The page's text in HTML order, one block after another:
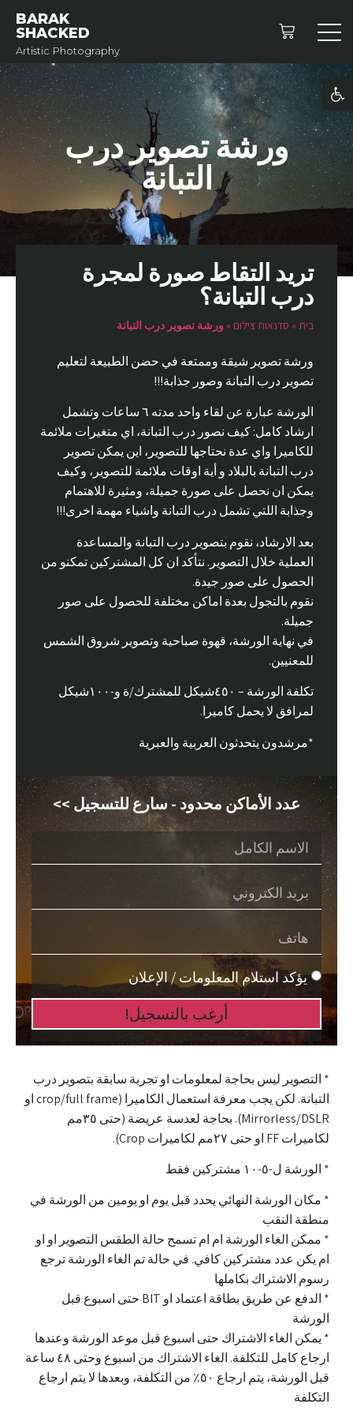
BARAK
SHACKED
Artistic Photography
ورشة تصوير درب
التبانة
تريد التقاط صورة لمجرة
درب التبانة؟
בית » סדנאות צילום » ورشة تصوير درب التبانة
ورشة تصوير شيقة وممتعة في حضن الطبيعة لتعليم
تصوير درب التبانة وصور جذابة!!!
الورشة عبارة عن لقاء واحد مدته ٦ ساعات وتشمل
ارشاد كامل: كيف نصور درب التبانة، اي متغيرات ملائمة
للكاميرا واي عدة نحتاجها للتصوير، اين يمكن تصوير
درب التبانة بالبلاد و أية اوقات ملائمة للتصوير، وكيف
يمكن ان نحصل على صورة جميلة، ومثيرة للاهتمام
وجذابة اللتي تشمل درب التبانة واشياء مهمة اخرى!!!
بعد الارشاد، نقوم بتصوير درب التبانة والمساعدة
العملية خلال التصوير. نتأكد ان كل المشتركين تمكنو من
الحصول على صور جيدة.
نقوم بالتجول بعدة اماكن مختلفة للحصول على صور
جميلة.
في نهاية الورشة، قهوة صباحية وتصوير شروق الشمس
للمعنيين.
تكلفة الورشة – ٤٥٠شيكل للمشترك/ة و-١٠٠شيكل
لمرافق لا يحمل كاميرا.
*مرشدون يتحدثون العربية والعبرية
عدد الأماكن محدود - سارع للتسجيل >>
يؤكد استلام المعلومات / الإعلان
أرغب بالتسجيل!
* التصوير ليس بحاجة لمعلومات او تجربة سابقة بتصوير درب
التبانة. لكن يجب معرفة استعمال الكاميرا (crop/full frame او
Mirrorless/DSLR). بحاجة لعدسة عريضة (حتى ٣٥مم
لكاميرات FF او حتى ٢٧مم لكاميرات Crop).
* الورشة ل-٥-١٠ مشتركين فقط
* مكان الورشة النهائي يحدد قبل يوم او يومين من الورشة في
منطقة النقب
* ممكن الغاء الورشة ام ام تسمح حالة الطقس التصوير او او
ام يكن عدد مشتركين كافي. في حالة تم الغاء الورشة ترجع
رسوم الاشتراك بكاملها
* الدفع عن طريق بطاقة اعتماد او BIT حتى اسبوع قبل
الورشة
* يمكن الغاء الاشتراك حتى اسبوع قبل موعد الورشة وعندها
ارجاع كامل للتكلفة. الغاء الاشتراك من اسبوع وحتى ٤٨ ساعة
قبل الورشة، يتم ارجاع ٥٠٪؜ من التكلفة، وبعدها لا يتم ارجاع
التكلفة
פתח סרגל נגישות